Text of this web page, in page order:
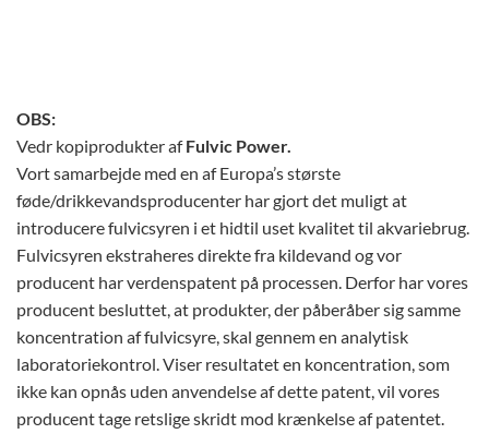
OBS:
Vedr kopiprodukter afFulvic Power.
Vort samarbejde med en af Europa’s største
føde/drikkevandsproducenter har gjort det muligt at
introducere fulvicsyren i et hidtil uset kvalitet til akvariebrug.
Fulvicsyren ekstraheres direkte fra kildevand og vor
producent har verdenspatent på processen. Derfor har vores
producent besluttet, at produkter, der påberåber sig samme
koncentration af fulvicsyre, skal gennem en analytisk
laboratoriekontrol. Viser resultatet en koncentration, som
ikke kan opnås uden anvendelse af dette patent, vil vores
producent tage retslige skridt mod krænkelse af patentet.